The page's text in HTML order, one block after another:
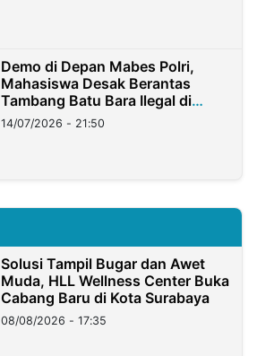
Demo di Depan Mabes Polri,
Mahasiswa Desak Berantas
Tambang Batu Bara Ilegal di
Lampung
14/07/2026 - 21:50
Solusi Tampil Bugar dan Awet
Muda, HLL Wellness Center Buka
Cabang Baru di Kota Surabaya
08/08/2026 - 17:35